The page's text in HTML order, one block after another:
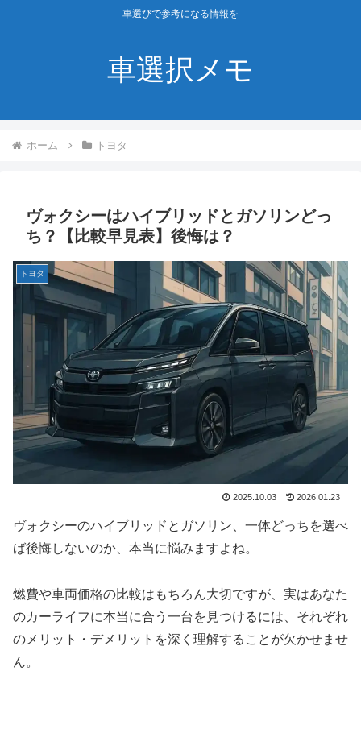
車選びで参考になる情報を
車選択メモ
ホーム トヨタ
ヴォクシーはハイブリッドとガソリンどっ
ち？【比較早見表】後悔は？
トヨタ
2025.10.03 2026.01.23
ヴォクシーのハイブリッドとガソリン、一体どっちを選べ
ば後悔しないのか、本当に悩みますよね。
燃費や車両価格の比較はもちろん大切ですが、実はあなた
のカーライフに本当に合う一台を見つけるには、それぞれ
のメリット・デメリットを深く理解することが欠かせませ
ん。